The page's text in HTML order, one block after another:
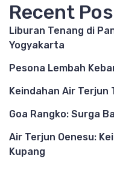
Recent
Liburan Tenang di
Yogyakarta
Pesona Lembah
Keindahan Air Terjun
Goa Rangko: Surga
Air Terjun Oenesu:
Kupang